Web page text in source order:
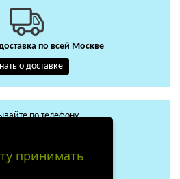
по всей Москве
о доставке
по телефону
(919) 018-29-56
принимать